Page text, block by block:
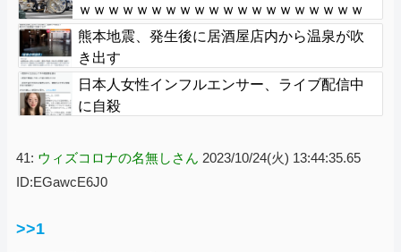
ｗｗｗｗｗｗｗｗｗｗｗｗｗｗｗｗｗｗｗｗ
ｗｗｗｗｗｗｗｗｗｗｗｗｗｗｗｗｗｗｗ
熊本地震、発生後に居酒屋店内から温泉が吹
き出す
日本人女性インフルエンサー、ライブ配信中
に自殺
41: ウィズコロナの名無しさん 2023/10/24(火) 13:44:35.65
ID:EGawcE6J0
>>1